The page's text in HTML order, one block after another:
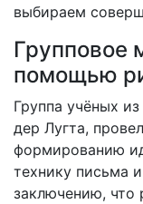
выбираем
Групповое
помощью
Группа учёных
дер Лугта,
формированию
технику письма
заключению, что